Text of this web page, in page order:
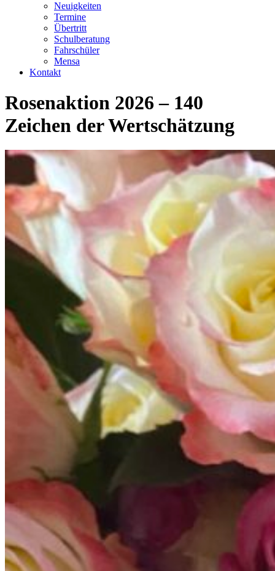
Neuigkeiten
Termine
Übertritt
Schulberatung
Fahrschüler
Mensa
Kontakt
Rosenaktion 2026 – 140
Zeichen der Wertschätzung